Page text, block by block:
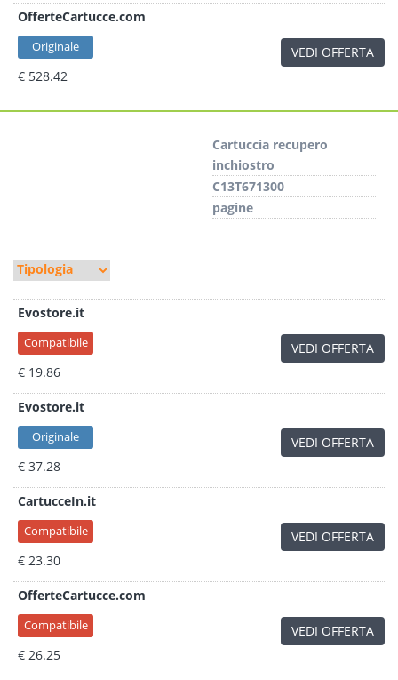
OfferteCartucce.com
Originale
€ 528.42
VEDI OFFERTA
Cartuccia recupero
inchiostro
C13T671300
pagine
Evostore.it
Compatibile
€ 19.86
VEDI OFFERTA
Evostore.it
Originale
€ 37.28
VEDI OFFERTA
CartucceIn.it
Compatibile
€ 23.30
VEDI OFFERTA
OfferteCartucce.com
Compatibile
€ 26.25
VEDI OFFERTA